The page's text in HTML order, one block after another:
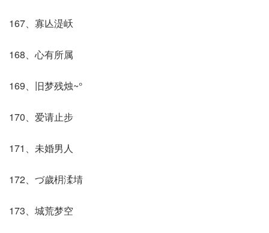
167、寡亾湜岆
168、心有所属
169、旧梦残烛~°
170、爱请止步
171、未婚男人
172、づ歲枂渘埥
173、城荒梦空